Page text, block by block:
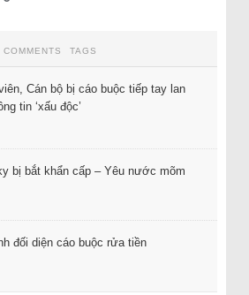
COMMENTS TAGS
Cán bộ bị cáo buộc tiếp tay lan
tin ‘xấu độc’
bị bắt khẩn cấp – Yêu nước mõm
đối diện cáo buộc rửa tiền